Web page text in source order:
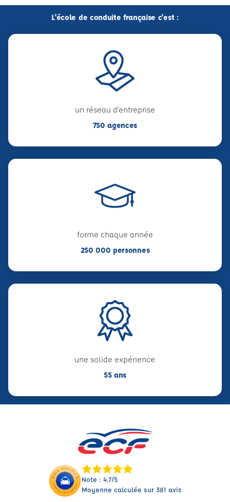
L'école de conduite française c'est :
un réseau d'entreprise
750 agences
forme chaque année
250 000 personnes
une solide expérience
55 ans
Note : 4.7/5
Moyenne calculée sur 381 avis